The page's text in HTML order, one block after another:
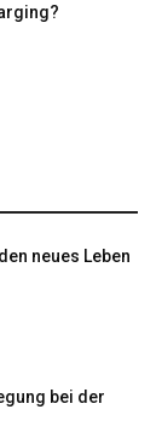
neues Leben
bei der